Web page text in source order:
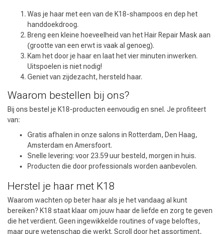
Was je haar met een van de K18-shampoos en dep het
handdoekdroog.
Breng een kleine hoeveelheid van het Hair Repair Mask aan
(grootte van een erwt is vaak al genoeg).
Kam het door je haar en laat het vier minuten inwerken.
Uitspoelen is niet nodig!
Geniet van zijdezacht, hersteld haar.
Waarom bestellen bij ons?
Bij ons bestel je K18-producten eenvoudig en snel. Je profiteert
van:
Gratis afhalen in onze salons in Rotterdam, Den Haag,
Amsterdam en Amersfoort.
Snelle levering: voor 23.59 uur besteld, morgen in huis.
Producten die door professionals worden aanbevolen.
Herstel je haar met K18
Waarom wachten op beter haar als je het vandaag al kunt
bereiken? K18 staat klaar om jouw haar de liefde en zorg te geven
die het verdient. Geen ingewikkelde routines of vage beloftes,
maar pure wetenschap die werkt. Scroll door het assortiment,